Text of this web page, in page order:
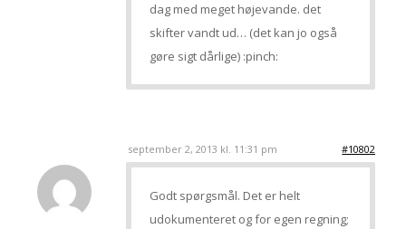
dag med meget højevande. det
skifter vandt ud… (det kan jo også
gøre sigt dårlige) :pinch:
september 2, 2013 kl. 11:31 pm #10802
Godt spørgsmål. Det er helt
udokumenteret og for egen regning;